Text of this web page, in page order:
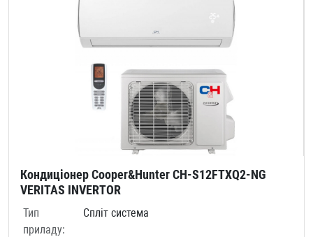
Кондиціонер Cooper&Hunter CH-S12FTXQ2-NG
VERITAS INVERTOR
Тип
приладу:
Спліт система